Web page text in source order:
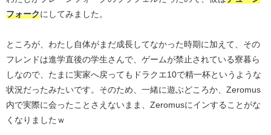
フォークにしてみました。
ところが、わたし自体がまだ成長してなかった時期に加えて、その
フレンドは進学直後の学生さんで、ゲームが禁止されている寮暮ら
しなので、たまに実家へ戻ってもドラクエ10で精一杯というような
状況だったみたいです。そのため、一緒に遊ぶどころか、Zeromus
内で実際に会ったことさえないまま、Zeromusにインすることがな
くなりましたｗ